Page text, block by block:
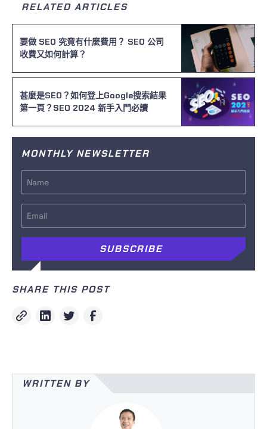
WRITTEN BY
RELATED ARTICLES
要做 SEO 究竟有什麼費用？ SEO 公司
收費又如何計算？
甚麼是SEO？如何登上Google搜索結果
第一頁？SEO 2024 新手入門必讀
MONTHLY NEWSLETTER
SHARE THIS POST